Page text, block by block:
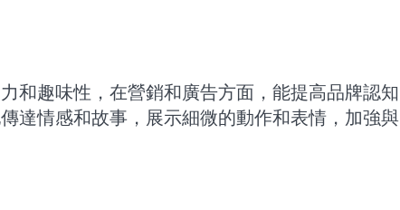
和趣味性，在營銷和廣告方面，能提高品牌認知
達情感和故事，展示細微的動作和表情，加強與